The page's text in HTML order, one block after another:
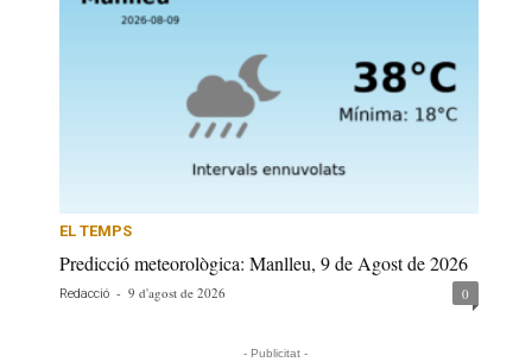
EL TEMPS
Predicció meteorològica: Manlleu, 9 de Agost de 2026
Redacció - 9 d'agost de 2026 0
- Publicitat -